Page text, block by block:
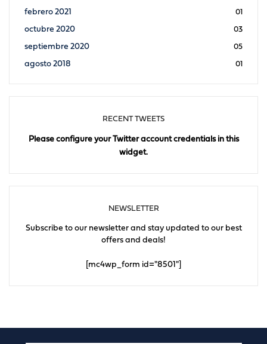
febrero 2021 01
octubre 2020 03
septiembre 2020 05
agosto 2018 01
RECENT TWEETS
Please configure your Twitter account credentials in this
widget.
NEWSLETTER
Subscribe to our newsletter and stay updated to our best
offers and deals!
[mc4wp_form id="8501"]